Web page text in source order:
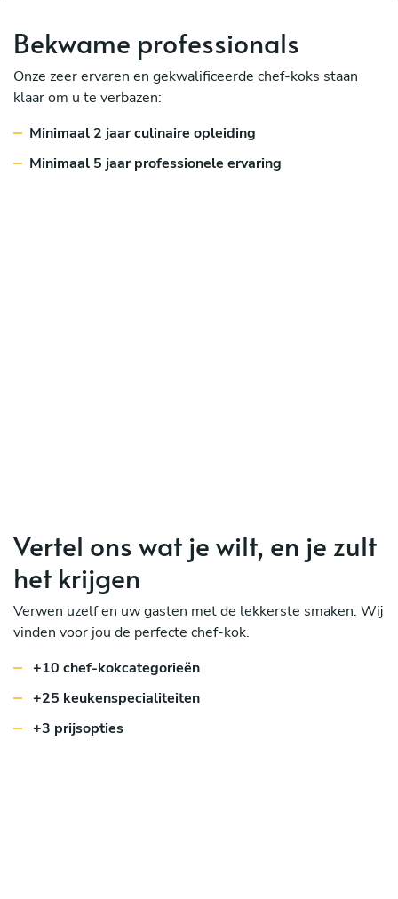
Bekwame professionals
Onze zeer ervaren en gekwalificeerde chef-koks staan ​​
klaar om u te verbazen:
Minimaal 2 jaar culinaire opleiding
Minimaal 5 jaar professionele ervaring
Vertel ons wat je wilt, en je zult
het krijgen
Verwen uzelf en uw gasten met de lekkerste smaken. Wij
vinden voor jou de perfecte chef-kok.
+10 chef-kokcategorieën
+25 keukenspecialiteiten
+3 prijsopties